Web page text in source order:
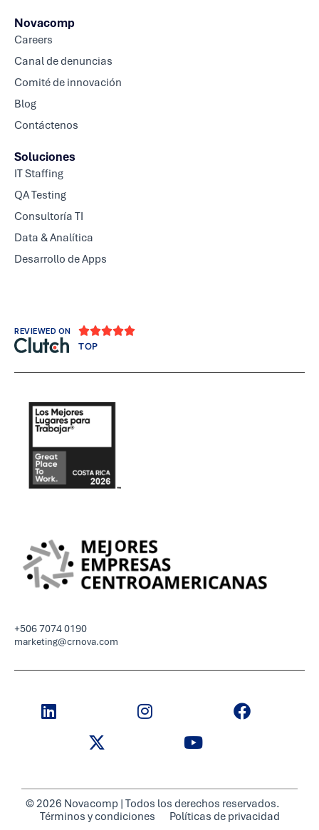
Novacomp
Careers
Canal de denuncias
Comité de innovación
Blog
Contáctenos
Soluciones
IT Staffing
QA Testing
Consultoría TI
Data & Analítica
Desarrollo de Apps
REVIEWED ON 
TOP
+506 7074 0190
marketing@crnova.com
© 2026 Novacomp | Todos los derechos reservados.
Términos y condiciones
Políticas de privacidad